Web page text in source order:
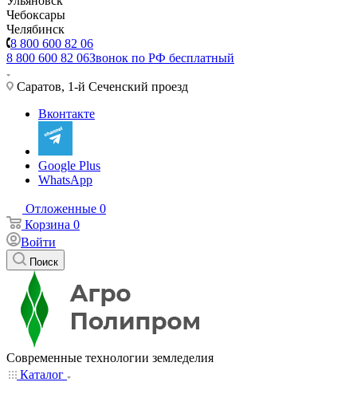
Чебоксары
Челябинск
8 800 600 82 06
8 800 600 82 06Звонок по РФ бесплатный
Саратов, 1-й Сеченский проезд
Вконтакте
Google Plus
WhatsApp
Отложенные 0
Корзина 0
Войти
Поиск
Современные технологии земледелия
Каталог